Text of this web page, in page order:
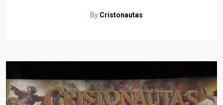
By Cristonautas